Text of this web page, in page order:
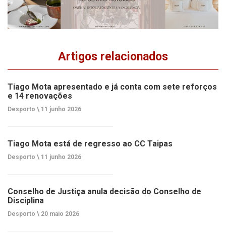
Artigos relacionados
Tiago Mota apresentado e já conta com sete reforços
e 14 renovações
Desporto \ 11 junho 2026
Tiago Mota está de regresso ao CC Taipas
Desporto \ 11 junho 2026
Conselho de Justiça anula decisão do Conselho de
Disciplina
Desporto \ 20 maio 2026